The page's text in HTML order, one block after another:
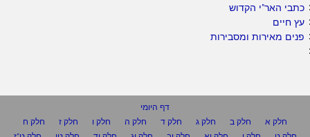
כתבי האר"י הקדוש
עץ חיים
פנים מאירות ומסבירות
דף היומי
חלק א
חלק ב חלק ג חלק ד חלק ה חלק ו חלק ז
חלק ח